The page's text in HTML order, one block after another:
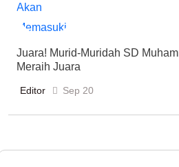
Juara! Murid-Muridah SD
Meraih Juara
Editor Sep 20